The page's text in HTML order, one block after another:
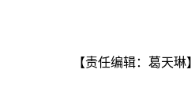
【责任编辑：葛天琳】